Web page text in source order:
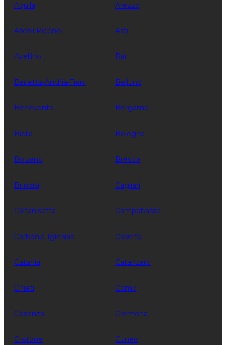
Aquila Arezzo
Ascoli Piceno Asti
Avellino Bari
Barletta-Andria-Trani Belluno
Benevento Bergamo
Biella Bologna
Bolzano Brescia
Brindisi Cagliari
Caltanisetta Campobasso
Carbonia-Iglesias Caserta
Catania Catanzaro
Chieti Como
Cosenza Cremona
Crotone Cuneo